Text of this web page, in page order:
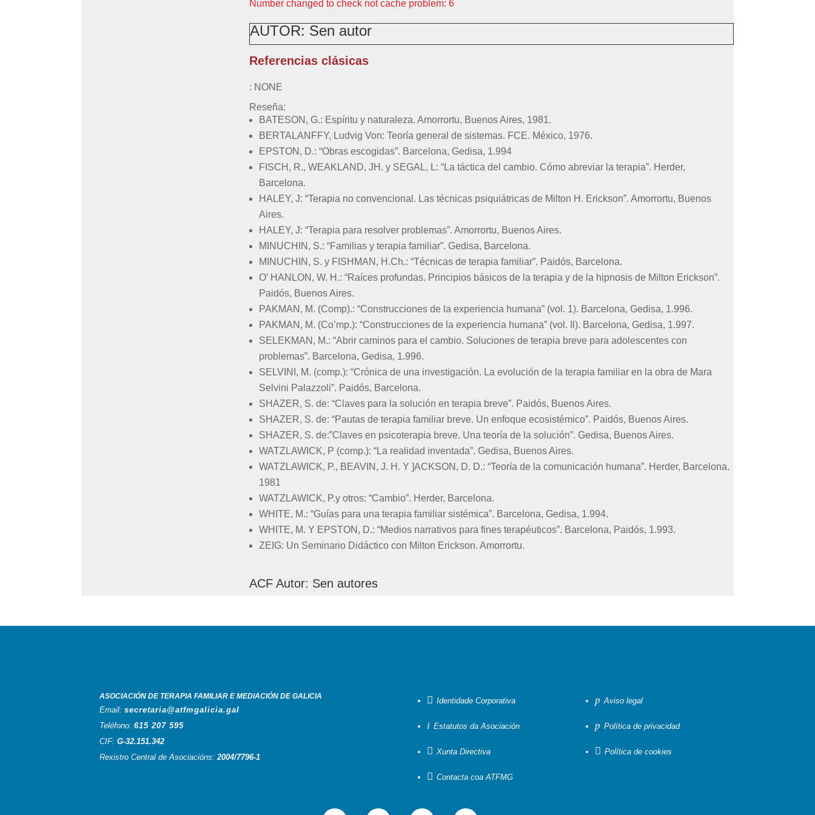
Number changed to check not cache problem: 6
AUTOR: Sen autor
Referencias clásicas
: NONE
Reseña:
BATESON, G.: Espíritu y naturaleza. Amorrortu, Buenos Aires, 1981.
BERTALANFFY, Ludvig Von: Teoría general de sistemas. FCE. México, 1976.
EPSTON, D.: “Obras escogidas”. Barcelona, Gedisa, 1.994
FISCH, R., WEAKLAND, JH. y SEGAL, L: “La táctica del cambio. Cómo abreviar la terapia”. Herder,
Barcelona.
HALEY, J: “Terapia no convencional. Las técnicas psiquiátricas de Milton H. Erickson”. Amorrortu, Buenos
Aires.
HALEY, J: “Terapia para resolver problemas”. Amorrortu, Buenos Aires.
MINUCHIN, S.: “Familias y terapia familiar”. Gedisa, Barcelona.
MINUCHIN, S. y FISHMAN, H.Ch.: “Técnicas de terapia familiar”. Paidós, Barcelona.
O’ HANLON, W. H.: “Raíces profundas. Principios básicos de la terapia y de la hipnosis de Milton Erickson”.
Paidós, Buenos Aires.
PAKMAN, M. (Comp).: “Construcciones de la experiencia humana” (vol. 1). Barcelona, Gedisa, 1.996.
PAKMAN, M. (Co’mp.): “Construcciones de la experiencia humana” (vol. Il). Barcelona, Gedisa, 1.997.
SELEKMAN, M.: “Abrir caminos para el cambio. Soluciones de terapia breve para adolescentes con
problemas”. Barcelona, Gedisa, 1.996.
SELVINI, M. (comp.): “Crónica de una investigación. La evolución de la terapia familiar en la obra de Mara
Selvini Palazzoli”. Paidós, Barcelona.
SHAZER, S. de: “Claves para la solución en terapia breve”. Paidós, Buenos Aires.
SHAZER, S. de: “Pautas de terapia familiar breve. Un enfoque ecosistémico”. Paidós, Buenos Aires.
SHAZER, S. de:”Claves en psicoterapia breve. Una teoría de la solución”. Gedisa, Buenos Aires.
WATZLAWICK, P (comp.): “La realidad inventada”. Gedisa, Buenos Aires.
WATZLAWICK, P., BEAVIN, J. H. Y ]ACKSON, D. D.: “Teoría de la comunicación humana”. Herder, Barcelona.
1981
WATZLAWICK, P.y otros: “Cambio”. Herder, Barcelona.
WHITE, M.: “Guías para una terapia familiar sistémica”. Barcelona, Gedisa, 1.994.
WHITE, M. Y EPSTON, D.: “Medios narrativos para fines terapéuticos”. Barcelona, Paidós, 1.993.
ZEIG: Un Seminario Didáctico con Milton Erickson. Amorrortu.
ACF Autor: Sen autores
ASOCIACIÓN DE TERAPIA FAMILIAR E MEDIACIÓN DE GALICIA
Email:secretaria@atfmgalicia.gal
Teléfono:615 207 595
CIF:G-32.151.342
Rexistro Central de Asociacións:2004/7796-1
 Identidade Corporativa
i Estatutos da Asociación
 Xunta Directiva
 Contacta coa ATFMG
p Aviso legal
p Política de privacidad
 Política de cookies